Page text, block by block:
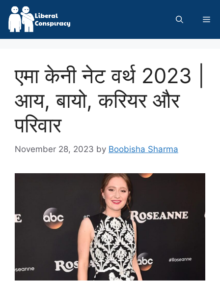
Skip
content
एमा केनी नेट वर्थ 2023 |
आय, बायो, करियर और
परिवार
November 28, 2023 by Boobisha Sharma